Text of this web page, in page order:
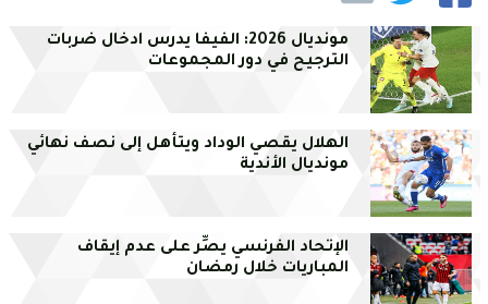
مونديال 2026: الفيفا يدرس ادخال ضربات
الترجيح في دور المجموعات
الهلال يقصي الوداد ويتأهل إلى نصف نهائي
مونديال الأندية
الإتحاد الفرنسي يصِّر على عدم إيقاف
المباريات خلال رمضان